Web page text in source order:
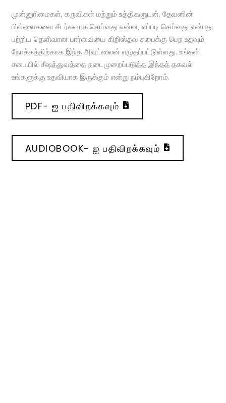
முன்னுரிமைகள், கருவிகள் மற்றும் உத்திகளுடன், தேவனின்
பிள்ளைகளை சீடர்களாக செய்வது என்ன, எப்படி செய்வது என்பது
பற்றிய தெளிவான பார்வையை கிறிஸ்தவ சபைக்கு பெற உதவும்
நோக்கத்திற்காக இந்த அவுட்லைன் எழுதப்பட்டுள்ளது. உங்கள்
சபையில் சீஷத்துவத்தை நடைமுறைப்படுத்த இந்தத் தகவல்
உங்களுக்கு உதவியாக இருக்கும் என்று நம்புகிறோம்.
PDF- ஐ பதிவிறக்கவும்
AUDIOBOOK- ஐ பதிவிறக்கவும்